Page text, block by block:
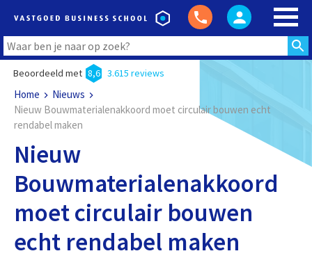
Beoordeeld met 8,6 3.615 reviews
Home
Nieuws
Nieuw Bouwmaterialenakkoord moet circulair bouwen echt
rendabel maken
Nieuw
Bouwmaterialenakkoord
moet circulair bouwen
echt rendabel maken